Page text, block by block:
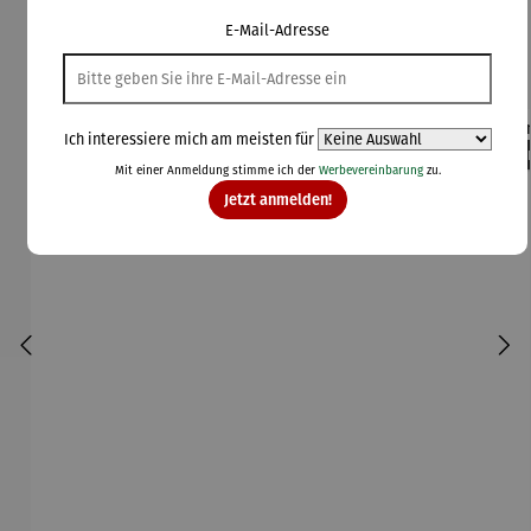
Derzeit vergriffen
30% gespartRabatt
E-Mail-Adresse
Ich interessiere mich am meisten für
Mit einer Anmeldung stimme ich der Werbevereinbarungzu.
Jetzt anmelden!